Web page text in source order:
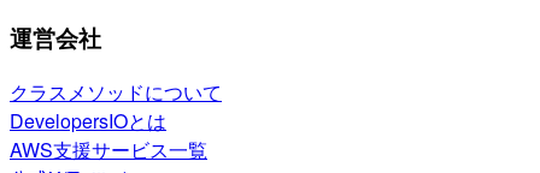
運営会社
クラスメソッドについて
DevelopersIOとは
AWS支援サービス一覧